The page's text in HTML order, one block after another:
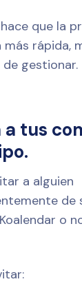
que la
más rápida,
gestionar.
a tus
a alguien
de
o